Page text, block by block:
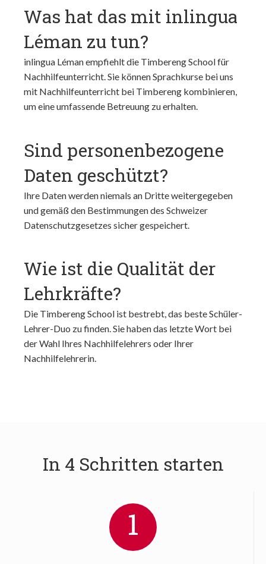
Was hat das mit inlingua
Léman zu tun?
inlingua Léman empfiehlt die Timbereng School für
Nachhilfeunterricht. Sie können Sprachkurse bei uns
mit Nachhilfeunterricht bei Timbereng kombinieren,
um eine umfassende Betreuung zu erhalten.
Sind personenbezogene
Daten geschützt?
Ihre Daten werden niemals an Dritte weitergegeben
und gemäß den Bestimmungen des Schweizer
Datenschutzgesetzes sicher gespeichert.
Wie ist die Qualität der
Lehrkräfte?
Die Timbereng School ist bestrebt, das beste Schüler-
Lehrer-Duo zu finden. Sie haben das letzte Wort bei
der Wahl Ihres Nachhilfelehrers oder Ihrer
Nachhilfelehrerin.
In 4 Schritten starten
1